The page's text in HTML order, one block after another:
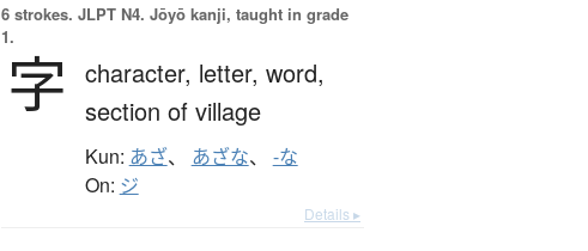
6 strokes. JLPT N4. Jōyō kanji, taught in grade
1.
字 character, letter, word,
section of village
Kun: あざ、 あざな、 -な
On: ジ
Details ▸